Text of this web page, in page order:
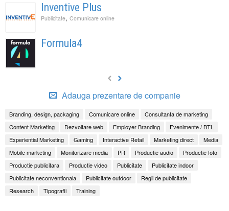
Inventive Plus
Publicitate, Comunicare online
Formula4
Adauga prezentare de companie
Branding, design, packaging Comunicare online
Consultanta de marketing
Content Marketing
Dezvoltare web Employer Branding
Evenimente / BTL
Experiential Marketing
Gaming Interactive Retail Marketing direct
Media
Mobile marketing
Monitorizare media PR Productie audio
Productie foto
Productie publicitara
Productie video Publicitate
Publicitate indoor
Publicitate neconventionala
Publicitate outdoor
Regii de publicitate
Research
Tipografii Training